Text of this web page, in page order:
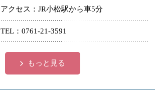
アクセス JR小松駅から車5分
TEL 0761-21-3591
もっと見る